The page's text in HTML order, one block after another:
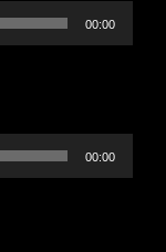
00:00
00:00